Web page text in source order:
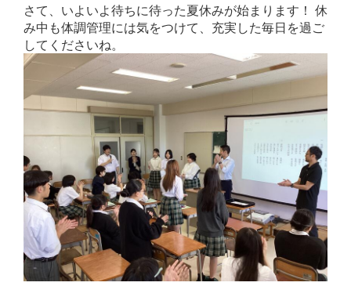
さて、いよいよ待ちに待った夏休みが始まります！ 休
み中も体調管理には気をつけて、充実した毎日を過ご
してくださいね。